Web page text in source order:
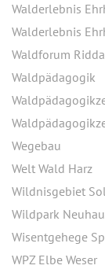
Walderlebnis
Walderlebnis
Waldforum
Waldpädagogik
Wegebau
Welt Wald Harz
Wildnisgebiet
Wildpark
Wisentgehege
WPZ Elbe Weser